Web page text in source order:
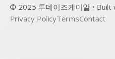
© 2025 투데이즈케이알 • Built
Privacy PolicyTermsContact